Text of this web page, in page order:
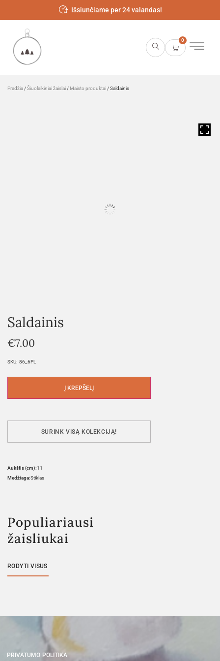
Išsiunčiame per 24 valandas!
0
Pradžia /Šiuolaikiniai žaislai / Maisto produktai / Saldainis
Saldainis
€7.00
SKU: 86_6PL
Į KREPŠELĮ
SURINK VISĄ KOLEKCIJĄ!
Aukštis (cm):11
Medžiaga:Stiklas
Populiariausi
žaisliukai
RODYTI VISUS
PRIVATUMO POLITIKA